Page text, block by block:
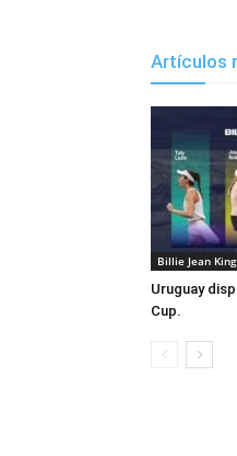
Artículos
Billie Jean
Uruguay
Cup.